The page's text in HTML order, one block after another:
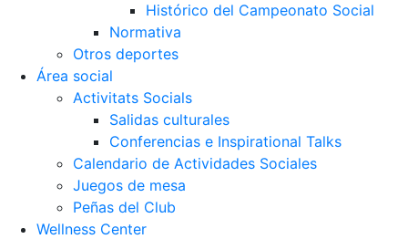
Histórico del Campeonato Social
Normativa
Otros deportes
Área social
Activitats Socials
Salidas culturales
Conferencias e Inspirational Talks
Calendario de Actividades Sociales
Juegos de mesa
Peñas del Club
Wellness Center